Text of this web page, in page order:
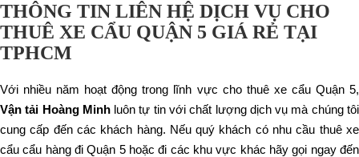
THÔNG TIN LIÊN HỆ DỊCH VỤ CHO
THUÊ XE CẨU QUẬN 5 GIÁ RẺ TẠI
TPHCM
Với nhiều năm hoạt động trong lĩnh vực cho thuê xe cẩu Quận 5,
Vận tải Hoàng Minhluôn tự tin với chất lượng dịch vụ mà chúng tôi
cung cấp đến các khách hàng. Nếu quý khách có nhu cầu thuê xe
cẩu cẩu hàng đi Quận 5 hoặc đi các khu vực khác hãy gọi ngay đến